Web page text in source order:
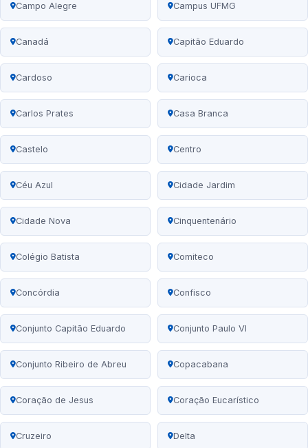
Campo Alegre Campus UFMG
Canadá Capitão Eduardo
Cardoso Carioca
Carlos Prates Casa Branca
Castelo Centro
Céu Azul Cidade Jardim
Cidade Nova Cinquentenário
Colégio Batista Comiteco
Concórdia Confisco
Conjunto Capitão Eduardo Conjunto Paulo VI
Conjunto Ribeiro de Abreu Copacabana
Coração de Jesus Coração Eucarístico
Cruzeiro Delta